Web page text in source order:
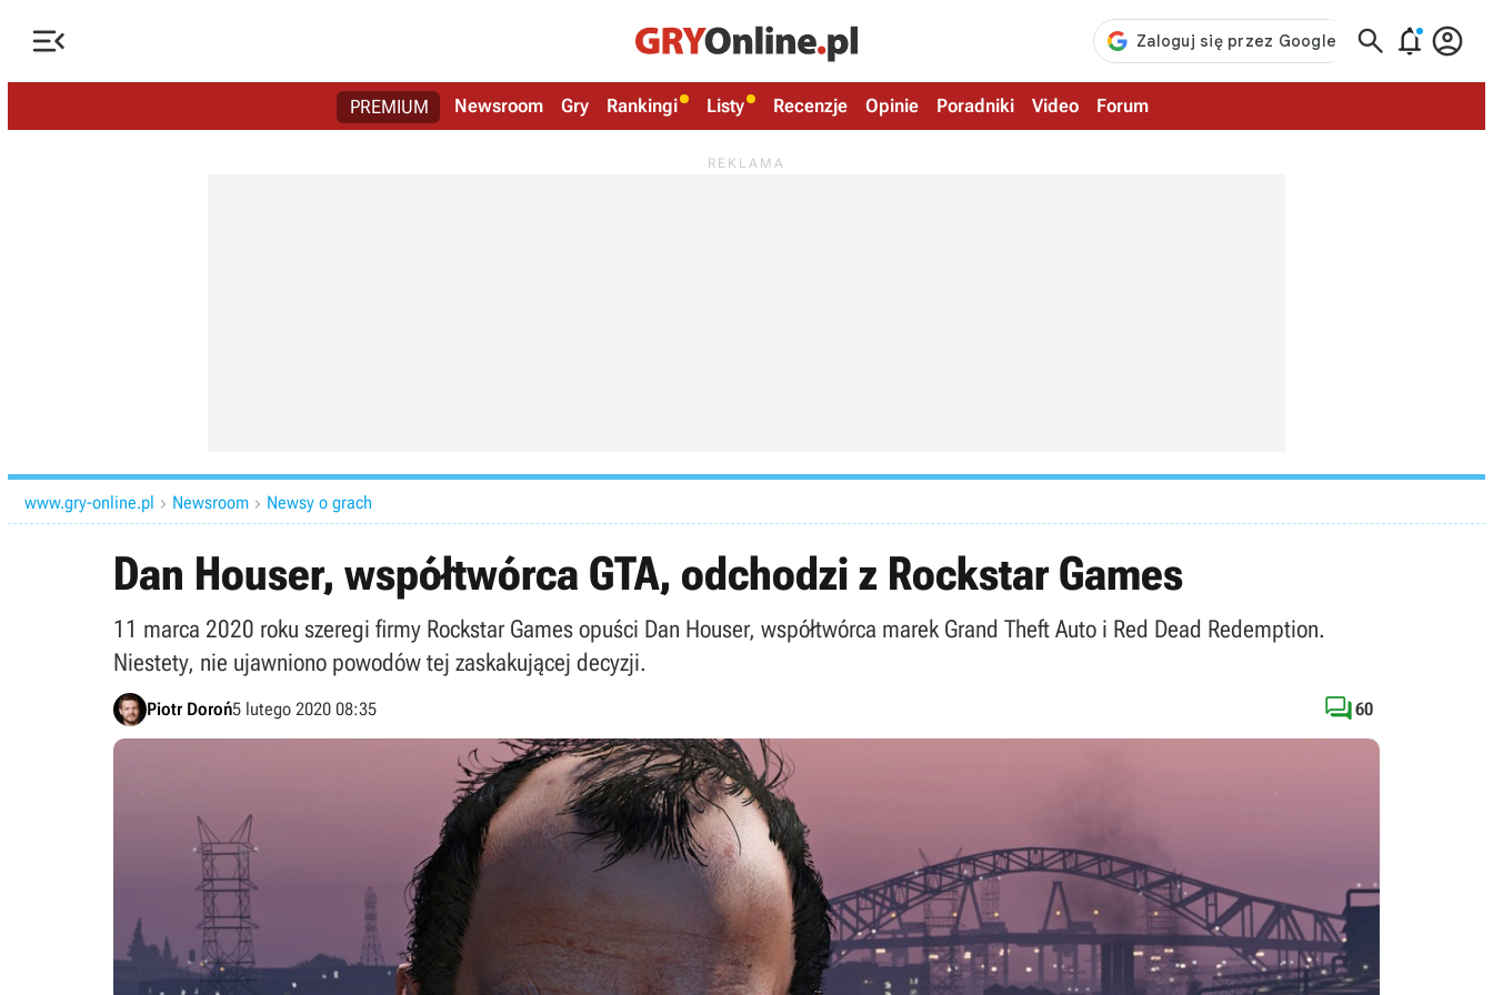
   
PREMIUM Newsroom Gry Rankingi Listy Recenzje Opinie Poradniki Video Forum
www.gry-online.pl  Newsroom  Newsy o grach
Dan Houser, współtwórca GTA, odchodzi z Rockstar Games
11 marca 2020 roku szeregi firmy Rockstar Games opuści Dan Houser, współtwórca marek Grand Theft Auto i Red Dead Redemption.
Niestety, nie ujawniono powodów tej zaskakującej decyzji.
Piotr Doroń5 lutego 2020 08:35 60